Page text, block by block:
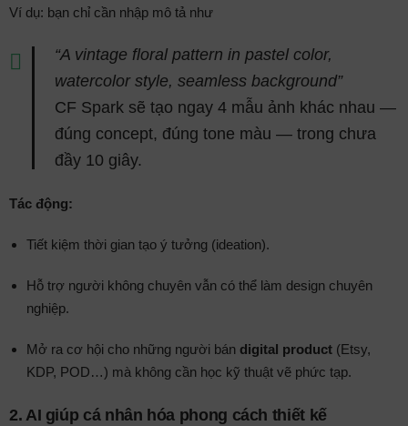
Ví dụ: bạn chỉ cần nhập mô tả như
“A vintage floral pattern in pastel color,
watercolor style, seamless background”
CF Spark sẽ tạo ngay 4 mẫu ảnh khác nhau —
đúng concept, đúng tone màu — trong chưa
đầy 10 giây.
Tác động:
Tiết kiệm thời gian tạo ý tưởng (ideation).
Hỗ trợ người không chuyên vẫn có thể làm design chuyên
nghiệp.
Mở ra cơ hội cho những người bán digital product(Etsy,
KDP, POD…) mà không cần học kỹ thuật vẽ phức tạp.
2. AI giúp cá nhân hóa phong cách thiết kế